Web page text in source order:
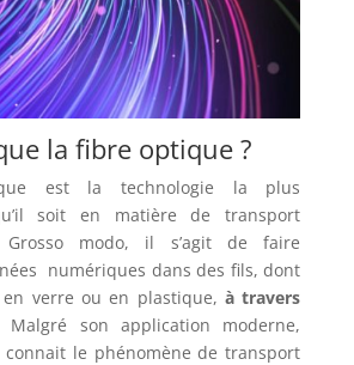
la fibre optique ?
est la technologie la plus
soit en matière de transport
Grosso modo, il s’agit de faire
numériques dans des fils, dont
en verre ou en plastique, à travers
Malgré son application moderne,
connait le phénomène de transport